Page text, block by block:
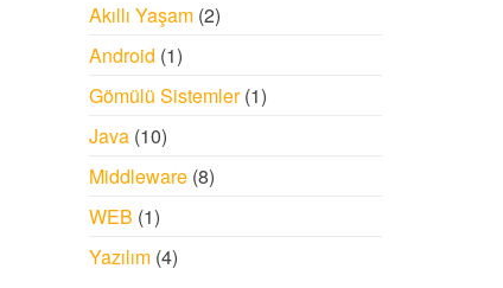
Akıllı Yaşam(2)
Android (1)
Gömülü Sistemler(1)
Java(10)
Middleware(8)
WEB (1)
Yazılım(4)